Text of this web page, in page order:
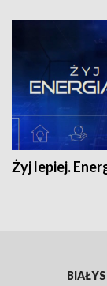
Żyj lepiej.